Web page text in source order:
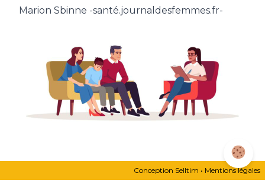
Marion Sbinne -santé.journaldesfemmes.fr-
Conception Selltim • Mentions légales